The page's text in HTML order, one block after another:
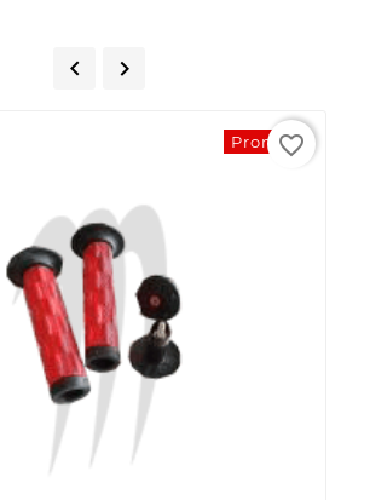
 
Promo !
favorite_border